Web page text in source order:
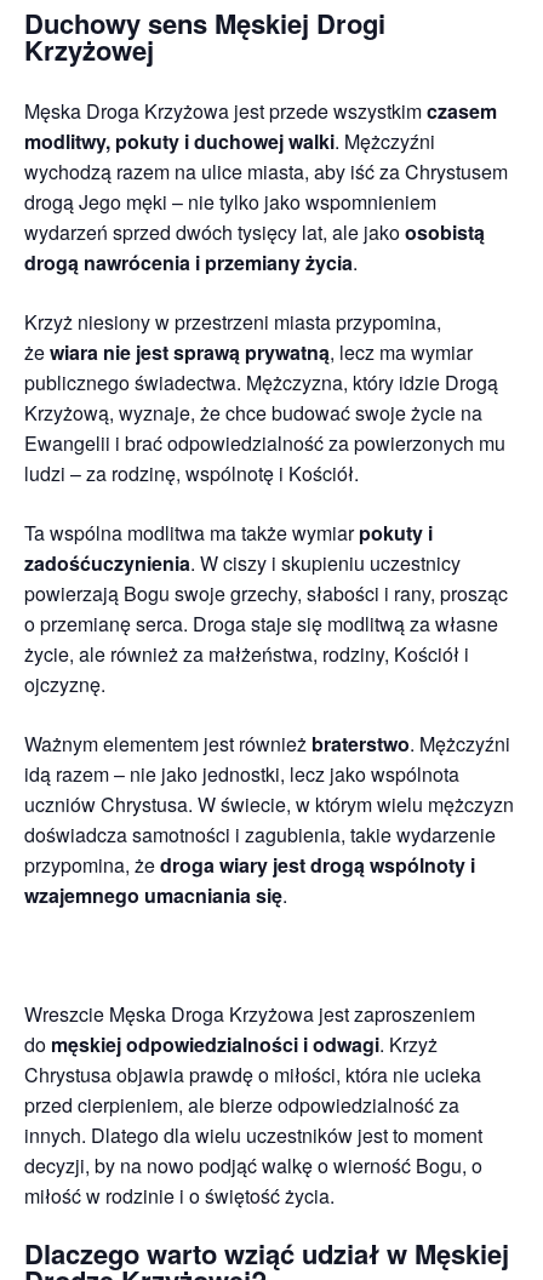
Duchowy sens Męskiej Drogi
Krzyżowej
Męska Droga Krzyżowa jest przede wszystkimczasem
modlitwy, pokuty i duchowej walki. Mężczyźni
wychodzą razem na ulice miasta, aby iść za Chrystusem
drogą Jego męki – nie tylko jako wspomnieniem
wydarzeń sprzed dwóch tysięcy lat, ale jakoosobistą
drogą nawrócenia i przemiany życia.
Krzyż niesiony w przestrzeni miasta przypomina,
żewiara nie jest sprawą prywatną, lecz ma wymiar
publicznego świadectwa. Mężczyzna, który idzie Drogą
Krzyżową, wyznaje, że chce budować swoje życie na
Ewangelii i brać odpowiedzialność za powierzonych mu
ludzi – za rodzinę, wspólnotę i Kościół.
Ta wspólna modlitwa ma także wymiarpokuty i
zadośćuczynienia. W ciszy i skupieniu uczestnicy
powierzają Bogu swoje grzechy, słabości i rany, prosząc
o przemianę serca. Droga staje się modlitwą za własne
życie, ale również za małżeństwa, rodziny, Kościół i
ojczyznę.
Ważnym elementem jest również braterstwo. Mężczyźni
idą razem – nie jako jednostki, lecz jako wspólnota
uczniów Chrystusa. W świecie, w którym wielu mężczyzn
doświadcza samotności i zagubienia, takie wydarzenie
przypomina, żedroga wiary jest drogą wspólnoty i
wzajemnego umacniania się.
Wreszcie Męska Droga Krzyżowa jest zaproszeniem
do męskiej odpowiedzialności i odwagi. Krzyż
Chrystusa objawia prawdę o miłości, która nie ucieka
przed cierpieniem, ale bierze odpowiedzialność za
innych. Dlatego dla wielu uczestników jest to moment
decyzji, by na nowo podjąć walkę o wierność Bogu, o
miłość w rodzinie i o świętość życia.
Dlaczego warto wziąć udział w Męskiej